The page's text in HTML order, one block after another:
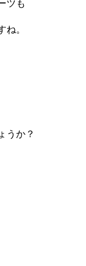
ツも
ね。
うか？